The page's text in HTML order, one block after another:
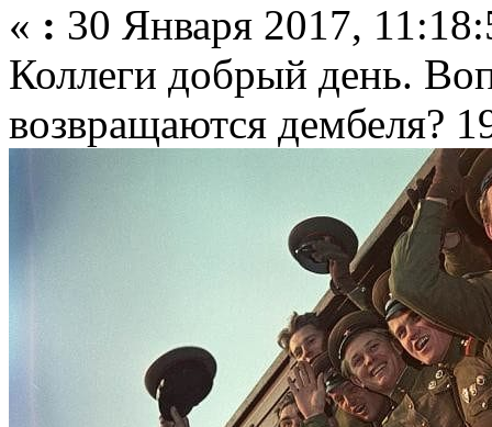
« : 30 Января 2017,
Коллеги добрый день.
возвращаются дембеля?